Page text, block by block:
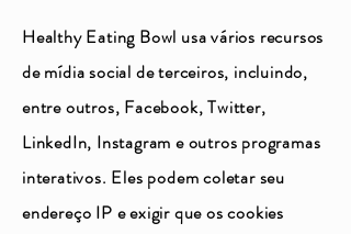
Healthy Eating Bowl usa vários recursos
de mídia social de terceiros, incluindo,
entre outros, Facebook, Twitter,
LinkedIn, Instagram e outros programas
interativos. Eles podem coletar seu
endereço IP e exigir que os cookies